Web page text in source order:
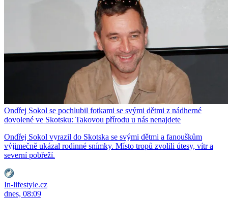
Ondřej Sokol se pochlubil fotkami se svými dětmi z nádherné
dovolené ve Skotsku: Takovou přírodu u nás nenajdete
Ondřej Sokol vyrazil do Skotska se svými dětmi a fanouškům
výjimečně ukázal rodinné snímky. Místo tropů zvolili útesy, vítr a
severní pobřeží.
In-lifestyle.cz
dnes, 08:09